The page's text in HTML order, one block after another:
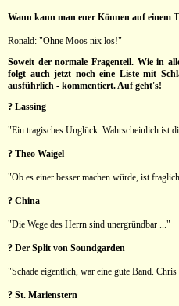
Wann kann man euer Können auf einem
Ronald: "Ohne Moos nix los!"
Soweit der normale Fragenteil. Wie in
folgt auch jetzt noch eine Liste mit
ausführlich - kommentiert. Auf geht's!
? Lassing
"Ein tragisches Unglück. Wahrscheinlich ist
? Theo Waigel
"Ob es einer besser machen würde, ist
? China
"Die Wege des Herrn sind unergründbar ..."
? Der Split von Soundgarden
"Schade eigentlich, war eine gute Band.
? St. Marienstern